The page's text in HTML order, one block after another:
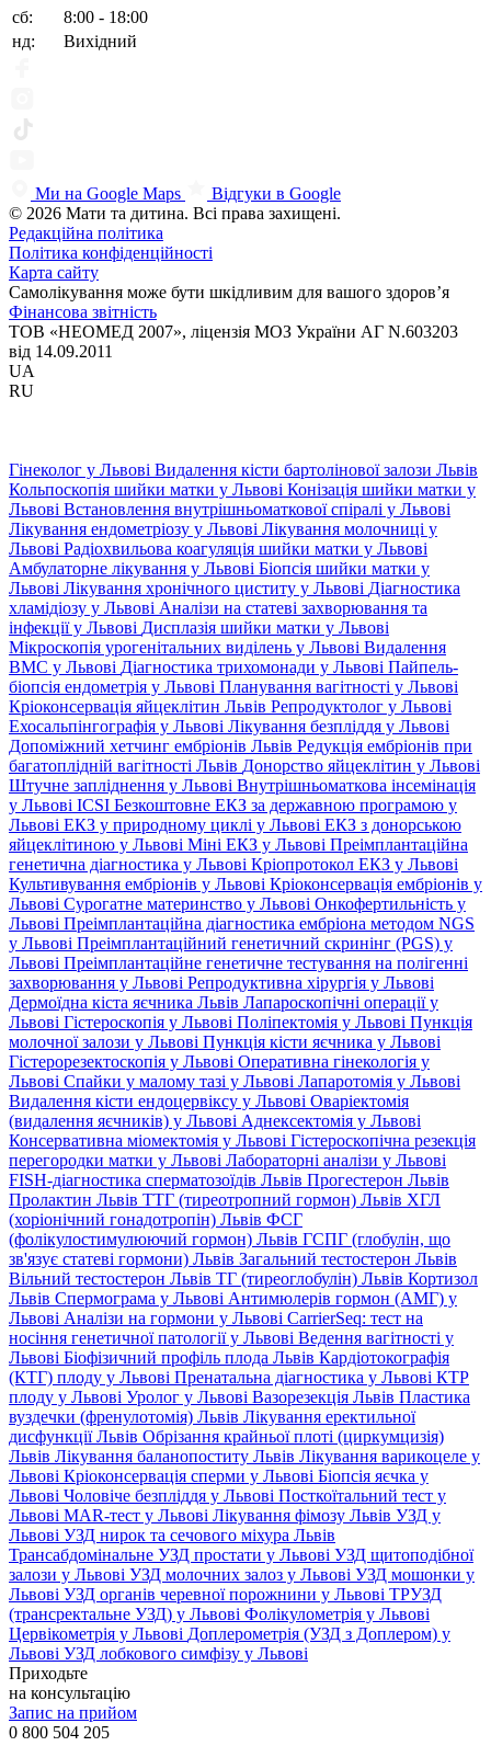
сб:
8:00 - 18:00
нд:
Вихідний
Ми на Google Maps
Відгуки в Google
© 2026 Мати та дитина. Всі права захищені.
Редакційна політика
Політика конфіденційності
Карта сайту
Самолікування може бути шкідливим для вашого здоров’я
Фінансова звітність
ТОВ «НЕОМЕД 2007», ліцензія МОЗ України АГ N.603203
від 14.09.2011
UA
RU
Гінеколог у Львові Видалення кісти бартолінової залози Львів
Кольпоскопія шийки матки у Львові Конізація шийки матки у
Львові Встановлення внутрішньоматкової спіралі у Львові
Лікування ендометріозу у Львові Лікування молочниці у
Львові Радіохвильова коагуляція шийки матки у Львові
Амбулаторне лікування у Львові Біопсія шийки матки у
Львові Лікування хронічного циститу у Львові Діагностика
хламідіозу у Львові Аналізи на статеві захворювання та
інфекції у Львові Дисплазія шийки матки у Львові
Мікроскопія урогенітальних виділень у Львові Видалення
ВМС у Львові Діагностика трихомонади у Львові Пайпель-
біопсія ендометрія у Львові Планування вагітності у Львові
Кріоконсервація яйцеклітин Львів Репродуктолог у Львові
Ехосальпінгографія у Львові Лікування безпліддя у Львові
Допоміжний хетчинг ембріонів Львів Редукція ембріонів при
багатоплідній вагітності Львів Донорство яйцеклітин у Львові
Штучне запліднення у Львові Внутрішньоматкова інсемінація
у Львові ICSI Безкоштовне ЕКЗ за державною програмою у
Львові ЕКЗ у природному циклі у Львові ЕКЗ з донорською
яйцеклітиною у Львові Міні ЕКЗ у Львові Преімплантаційна
генетична діагностика у Львові Кріопротокол ЕКЗ у Львові
Культивування ембріонів у Львові Кріоконсервація ембріонів у
Львові Сурогатне материнство у Львові Онкофертильність у
Львові Преімплантаційна діагностика ембріона методом NGS
у Львові Преімплантаційний генетичний скринінг (PGS) у
Львові Преімплантаційне генетичне тестування на полігенні
захворювання у Львові Репродуктивна хірургія у Львові
Дермоїдна кіста яєчника Львів Лапароскопічні операції у
Львові Гістероскопія у Львові Поліпектомія у Львові Пункція
молочної залози у Львові Пункція кісти яєчника у Львові
Гістерорезектоскопія у Львові Оперативна гінекологія у
Львові Спайки у малому тазі у Львові Лапаротомія у Львові
Видалення кісти ендоцервіксу у Львові Оваріектомія
(видалення яєчників) у Львові Аднексектомія у Львові
Консервативна міомектомія у Львові Гістероскопічна резекція
перегородки матки у Львові Лабораторні аналізи у Львові
FISH-діагностика сперматозоїдів Львів Прогестерон Львів
Пролактин Львів ТТГ (тиреотропний гормон) Львів ХГЛ
(хоріонічний гонадотропін) Львів ФСГ
(фолікулостимулюючий гормон) Львів ГСПГ (глобулін, що
зв'язує статеві гормони) Львів Загальний тестостерон Львів
Вільний тестостерон Львів ТГ (тиреоглобулін) Львів Кортизол
Львів Спермограма у Львові Антимюлерів гормон (АМГ) у
Львові Аналізи на гормони у Львові CarrierSeq: тест на
носіння генетичної патології у Львові Ведення вагітності у
Львові Біофізичний профіль плода Львів Кардіотокографія
(КТГ) плоду у Львові Пренатальна діагностика у Львові КТР
плоду у Львові Уролог у Львові Вазорезекція Львів Пластика
вуздечки (френулотомія) Львів Лікування еректильної
дисфункції Львів Обрізання крайньої плоті (циркумцизія)
Львів Лікування баланопоститу Львів Лікування варикоцеле у
Львові Кріоконсервація сперми у Львові Біопсія яєчка у
Львові Чоловіче безпліддя у Львові Посткоїтальний тест у
Львові MAR-тест у Львові Лікування фімозу Львів УЗД у
Львові УЗД нирок та сечового міхура Львів
Трансабдомінальне УЗД простати у Львові УЗД щитоподібної
залози у Львові УЗД молочних залоз у Львові УЗД мошонки у
Львові УЗД органів черевної порожнини у Львові ТРУЗД
(трансректальне УЗД) у Львові Фолікулометрія у Львові
Цервікометрія у Львові Доплерометрія (УЗД з Доплером) у
Львові УЗД лобкового симфізу у Львові
Приходьте
на консультацію
Запис на прийом
0 800 504 205